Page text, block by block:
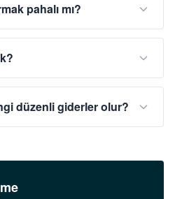
pahalı mı?
düzenli giderler olur?